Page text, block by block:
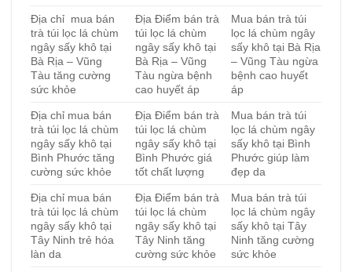
Địa chỉ mua bán
trà túi lọc lá chùm
ngây sấy khô tại
Bà Rịa – Vũng
Tàu tăng cường
sức khỏe
Địa Điểm bán trà
túi lọc lá chùm
ngây sấy khô tại
Bà Rịa – Vũng
Tàu ngừa bệnh
cao huyết áp
Mua bán trà túi
lọc lá chùm ngây
sấy khô tại Bà Rịa
– Vũng Tàu ngừa
bệnh cao huyết
áp
Địa chỉ mua bán
trà túi lọc lá chùm
ngây sấy khô tại
Bình Phước tăng
cường sức khỏe
Địa Điểm bán trà
túi lọc lá chùm
ngây sấy khô tại
Bình Phước giá
tốt chất lượng
Mua bán trà túi
lọc lá chùm ngây
sấy khô tại Bình
Phước giúp làm
đẹp da
Địa chỉ mua bán
trà túi lọc lá chùm
ngây sấy khô tại
Tây Ninh trẻ hóa
làn da
Địa Điểm bán trà
túi lọc lá chùm
ngây sấy khô tại
Tây Ninh tăng
cường sức khỏe
Mua bán trà túi
lọc lá chùm ngây
sấy khô tại Tây
Ninh tăng cường
sức khỏe